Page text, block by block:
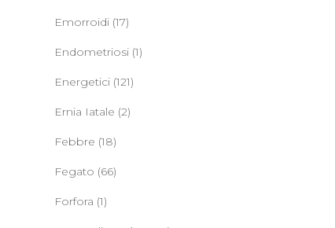
Emorroidi (17)
Endometriosi (1)
Energetici (121)
Ernia Iatale (2)
Febbre (18)
Fegato (66)
Forfora (1)